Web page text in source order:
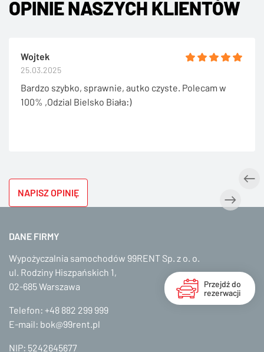
NAPISZ OPINIĘ
OPINIE NASZYCH KLIENTÓW
Wojtek
25.03.2025
Bardzo szybko, sprawnie, autko czyste. Polecam w
100% ,Odzial Bielsko Biała:)
DANE FIRMY
Wypożyczalnia samochodów 99RENT Sp. z o. o.
ul. Rodziny Hiszpańskich 1,
02-685 Warszawa
Telefon: +48 882 299 999
E-mail: bok@99rent.pl
NIP: 5242645677
Przejdź do
rezerwacji